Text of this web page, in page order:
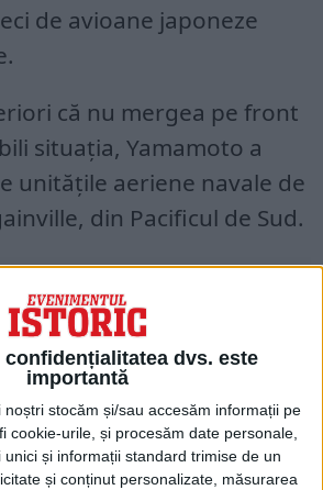
confidențialitatea dvs. este
importantă
i noștri stocăm și/sau accesăm informații pe
cookie-urile, și procesăm date personale,
și informații standard trimise de un
și conținut personalizate, măsurarea
de avioane japoneze
că nu mergea pe front
situația, Yamamoto a
unitățile aeriene navale de
din Pacificul de Sud.